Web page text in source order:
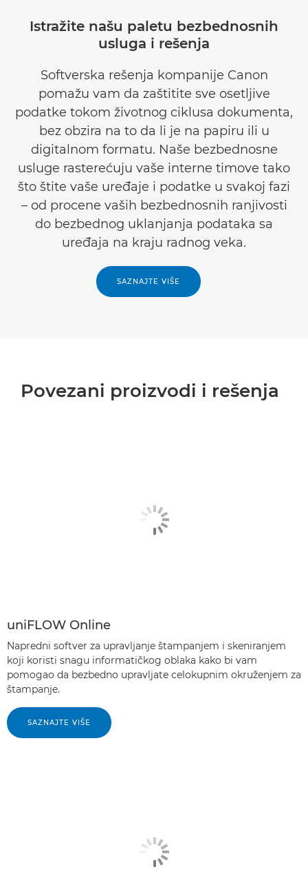
Istražite našu paletu bezbednosnih
usluga i rešenja
Softverska rešenja kompanije Canon
pomažu vam da zaštitite sve osetljive
podatke tokom životnog ciklusa dokumenta,
bez obzira na to da li je na papiru ili u
digitalnom formatu. Naše bezbednosne
usluge rasterećuju vaše interne timove tako
što štite vaše uređaje i podatke u svakoj fazi
– od procene vaših bezbednosnih ranjivosti
do bezbednog uklanjanja podataka sa
uređaja na kraju radnog veka.
SAZNAJTE VIŠE
Povezani proizvodi i rešenja
uniFLOW Online
Napredni softver za upravljanje štampanjem i skeniranjem
koji koristi snagu informatičkog oblaka kako bi vam
pomogao da bezbedno upravljate celokupnim okruženjem za
štampanje.
SAZNAJTE VIŠE